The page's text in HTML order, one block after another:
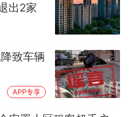
出2家
致车辆
APP专享